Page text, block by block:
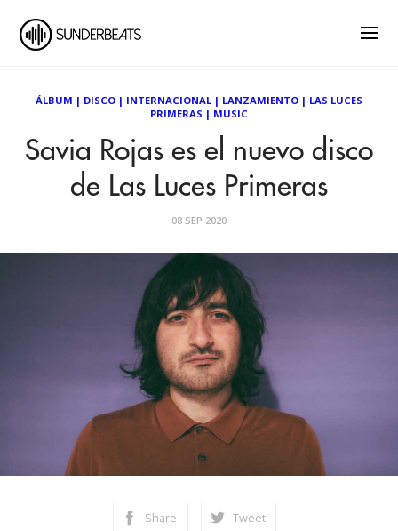
ÁLBUM | DISCO | INTERNACIONAL | LANZAMIENTO | LAS LUCES
PRIMERAS | MUSIC
Savia Rojas es el nuevo disco
de Las Luces Primeras
08 SEP 2020
Share Tweet